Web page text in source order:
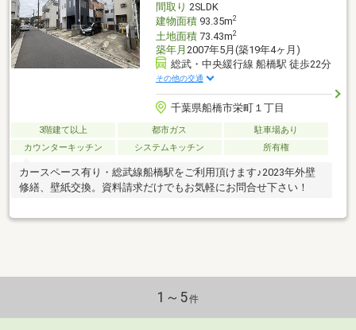
間取り 2SLDK
建物面積93.35m2
土地面積73.43m2
築年月 2007年5月(築19年4ヶ月)
総武・中央緩行線 船橋駅 徒歩22分
その他の交通
千葉県船橋市栄町１丁目
3階建て以上 都市ガス
駐車場あり
カウンターキッチン
システムキッチン 所有権
カースペース有り・総武線船橋駅をご利用頂けます♪2023年外壁
修繕、壁紙交換。資料請求だけでもお気軽にお問合せ下さい！
1～5件